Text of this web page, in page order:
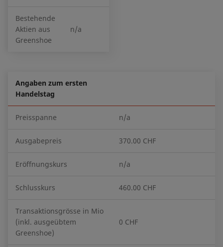
Bestehende
Aktien aus
Greenshoe
n/a
Angaben zum ersten
Handelstag
Preisspanne n/a
Ausgabepreis 370.00 CHF
Eröffnungskurs n/a
Schlusskurs 460.00 CHF
Transaktionsgrösse in Mio
(inkl. ausgeübtem
Greenshoe)
0 CHF